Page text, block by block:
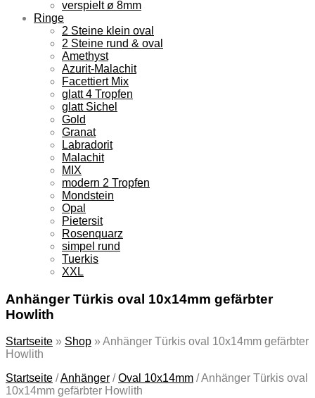
verspielt ø 8mm
Ringe
2 Steine klein oval
2 Steine rund & oval
Amethyst
Azurit-Malachit
Facettiert Mix
glatt 4 Tropfen
glatt Sichel
Gold
Granat
Labradorit
Malachit
MIX
modern 2 Tropfen
Mondstein
Opal
Pietersit
Rosenquarz
simpel rund
Tuerkis
XXL
Anhänger Türkis oval 10x14mm gefärbter
Howlith
Startseite » Shop »Anhänger Türkis oval 10x14mm gefärbter
Howlith
Startseite /Anhänger /Oval 10x14mm /Anhänger Türkis oval
10x14mm gefärbter Howlith